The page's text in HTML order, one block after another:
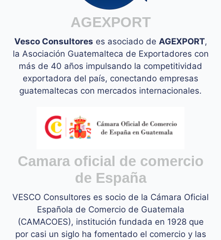
AGEXPORT
Vesco Consultores es asociado de AGEXPORT,
la Asociación Guatemalteca de Exportadores con
más de 40 años impulsando la competitividad
exportadora del país, conectando empresas
guatemaltecas con mercados internacionales.
Camara oficial de comercio
de España
VESCO Consultores es socio de la Cámara Oficial
Española de Comercio de Guatemala
(CAMACOES), institución fundada en 1928 que
por casi un siglo ha fomentado el comercio y las